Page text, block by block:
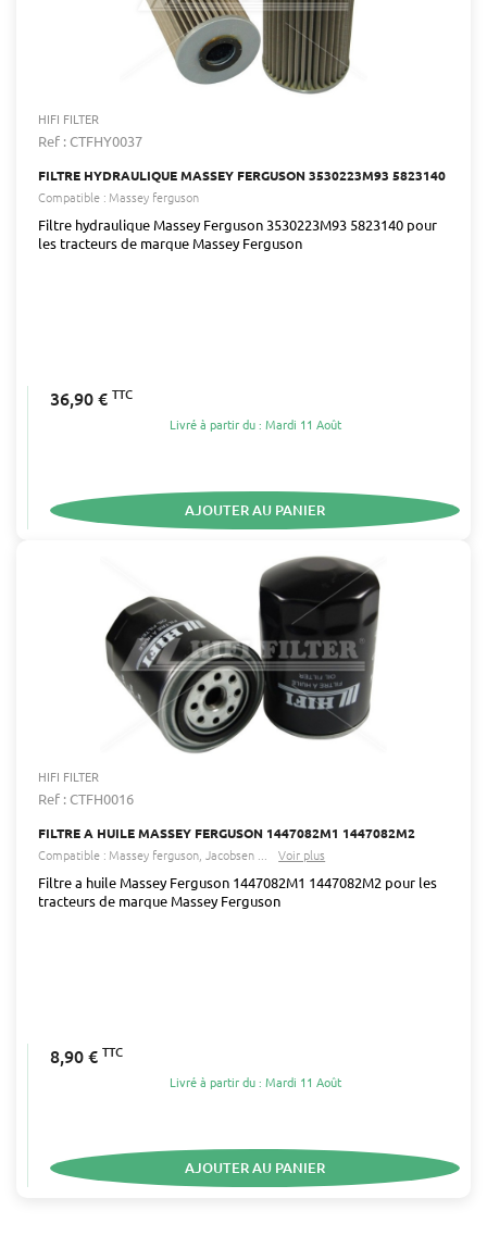
HIFI FILTER
Ref : CTFHY0037
FILTRE HYDRAULIQUE MASSEY FERGUSON 3530223M93 5823140
Compatible : Massey ferguson
Filtre hydraulique Massey Ferguson 3530223M93 5823140 pour
les tracteurs de marque Massey Ferguson
36,90 € TTC
Livré à partir du : Mardi 11 Août
AJOUTER AU PANIER
HIFI FILTER
Ref : CTFH0016
FILTRE A HUILE MASSEY FERGUSON 1447082M1 1447082M2
Compatible : Massey ferguson Jacobsen Voir plus
Filtre a huile Massey Ferguson 1447082M1 1447082M2 pour les
tracteurs de marque Massey Ferguson
8,90 € TTC
Livré à partir du : Mardi 11 Août
AJOUTER AU PANIER